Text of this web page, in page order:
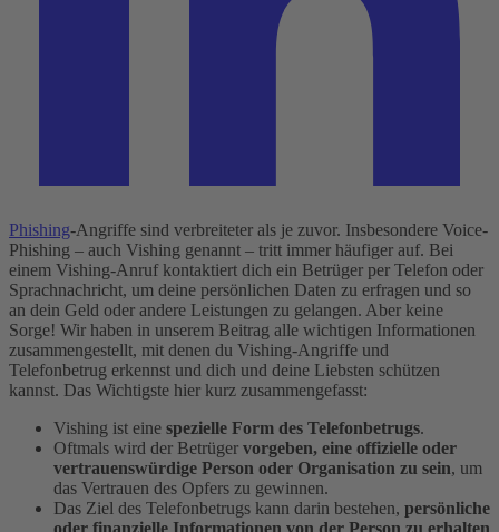
Phishing-Angriffe sind verbreiteter als je zuvor. Insbesondere Voice-
Phishing – auch Vishing genannt – tritt immer häufiger auf. Bei
einem Vishing-Anruf kontaktiert dich ein Betrüger per Telefon oder
Sprachnachricht, um deine persönlichen Daten zu erfragen und so
an dein Geld oder andere Leistungen zu gelangen. Aber keine
Sorge! Wir haben in unserem Beitrag alle wichtigen Informationen
zusammengestellt, mit denen du Vishing-Angriffe und
Telefonbetrug erkennst und dich und deine Liebsten schützen
kannst. Das Wichtigste hier kurz zusammengefasst:
Vishing ist eine spezielle Form des Telefonbetrugs.
Oftmals wird der Betrüger vorgeben, eine offizielle oder
vertrauenswürdige Person oder Organisation zu sein, um
das Vertrauen des Opfers zu gewinnen.
Das Ziel des Telefonbetrugs kann darin bestehen, persönliche